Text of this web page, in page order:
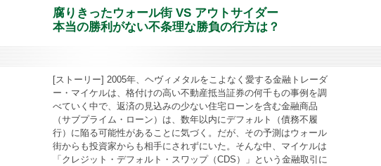
腐りきったウォール街 VS アウトサイダー
本当の勝利がない不条理な勝負の行方は？
[ストーリー] 2005年、ヘヴィメタルをこよなく愛する金融トレーダ
ー・マイケルは、格付けの高い不動産抵当証券の何千もの事例を調
べていく中で、返済の見込みの少ない住宅ローンを含む金融商品
（サブプライム・ローン）は、数年以内にデフォルト（債務不履
行）に陥る可能性があることに気づく。だが、その予測はウォール
街からも投資家からも相手にされずにいた。そんな中、マイケルは
「クレジット・デフォルト・スワップ（CDS）」という金融取引に